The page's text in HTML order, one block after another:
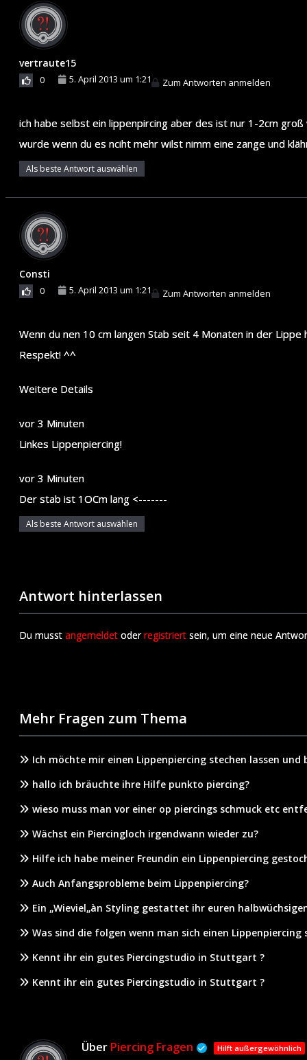
vertraute15
0 5. April 2013 um 1:21 Zum Antworten anmelden
ich habe selbst ein lippenpircing aber des ist nur 1-2cm
wurde wenn du es nciht mehr wilst nimm eine zange und
Als beste Antwort auswählen
Consti
0 5. April 2013 um 1:21 Zum Antworten anmelden
Wenn du nen 10 cm langen Stab seit 4 Monaten in der Lippe
Respekt! ^^
Weitere Details
vor 3 Minuten
Linkes Lippenpiercing!
vor 3 Minuten
Der stab ist 1OCm lang <-------
Als beste Antwort auswählen
Antwort hinterlassen
Du musst angemeldet oderregistriert sein, um eine neue
Mehr Fragen zum Thema
Ich möchte mir einen Lippenpiercing stechen lassen
hallo ich bräuchte ihre Hilfe punkto piercing?
wieso muss man vor einer op piercings schmuck etc
Wächst ein Piercingloch irgendwann wieder zu?
Hilfe ich habe meiner Freundin ein Lippenpiercing
Auch Anfangsprobleme beim Lippenpiercing?
Ein „Wieviel„àn Styling gestattet ihr euren
Was sind die folgen wenn man sich einen Lippenpiercing
Kennt ihr ein gutes Piercingstudio in Stuttgart ?
Kennt ihr ein gutes Piercingstudio in Stuttgart ?
Über Piercing Fragen Hilft außergewöhnlich